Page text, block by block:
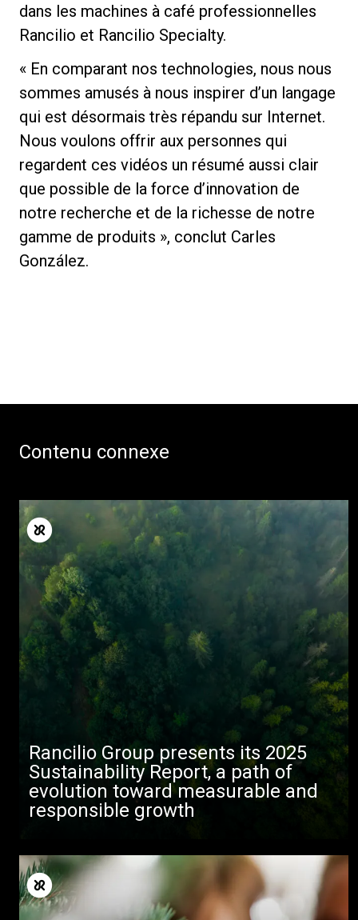
dans les machines à café professionnelles
Rancilio et Rancilio Specialty.
« En comparant nos technologies, nous nous
sommes amusés à nous inspirer d’un langage
qui est désormais très répandu sur Internet.
Nous voulons offrir aux personnes qui
regardent ces vidéos un résumé aussi clair
que possible de la force d’innovation de
notre recherche et de la richesse de notre
gamme de produits », conclut Carles
González.
Contenu connexe
Rancilio Group presents its 2025
Sustainability Report, a path of
evolution toward measurable and
responsible growth